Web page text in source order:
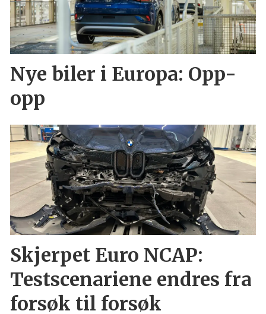
Nye biler i Europa: Opp-
opp
Skjerpet Euro NCAP:
Testscenariene endres fra
forsøk til forsøk